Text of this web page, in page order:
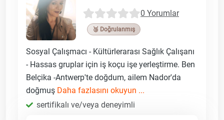
0 Yorumlar
🥉 Doğrulanmış
Sosyal Çalışmacı - Kültürlerarası Sağlık Çalışanı
- Hassas gruplar için iş koçu işe yerleştirme. Ben
Belçika -Antwerp'te doğdum, ailem Nador'da
doğmuş Daha fazlasını okuyun ...
sertifikalı ve/veya deneyimli